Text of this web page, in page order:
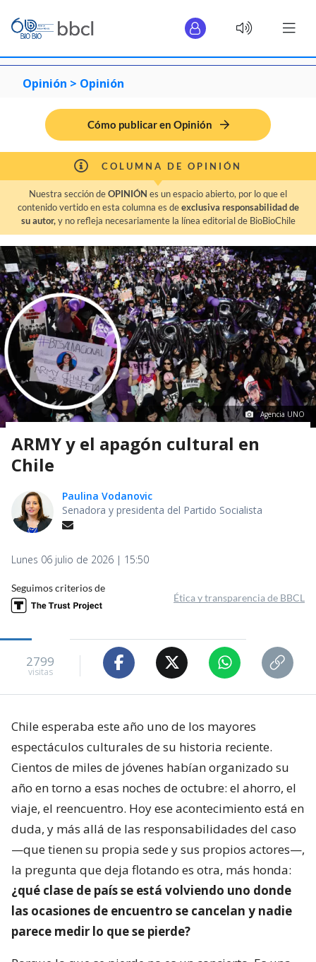
Opinión > Opinión
Cómo publicar en Opinión
COLUMNA DE OPINIÓN
Nuestra sección deOPINIÓN es un espacio abierto, por lo que el
contenido vertido en esta columna es deexclusiva responsabilidad de
su autor,y no refleja necesariamente la línea editorial de BioBioChile
Agencia UNO
ARMY y el apagón cultural en
Chile
Paulina Vodanovic
Senadora y presidenta del Partido Socialista
Lunes 06 julio de 2026 | 15:50
Seguimos criterios de
Ética y transparencia de BBCL
2799
visitas
Chile esperaba este año uno de los mayores
espectáculos culturales de su historia reciente.
Cientos de miles de jóvenes habían organizado su
año en torno a esas noches de octubre: el ahorro, el
viaje, el reencuentro. Hoy ese acontecimiento está en
duda, y más allá de las responsabilidades del caso
—que tienen su propia sede y sus propios actores—,
la pregunta que deja flotando es otra, más honda:
¿qué clase de país se está volviendo uno donde
las ocasiones de encuentro se cancelan y nadie
parece medir lo que se pierde?